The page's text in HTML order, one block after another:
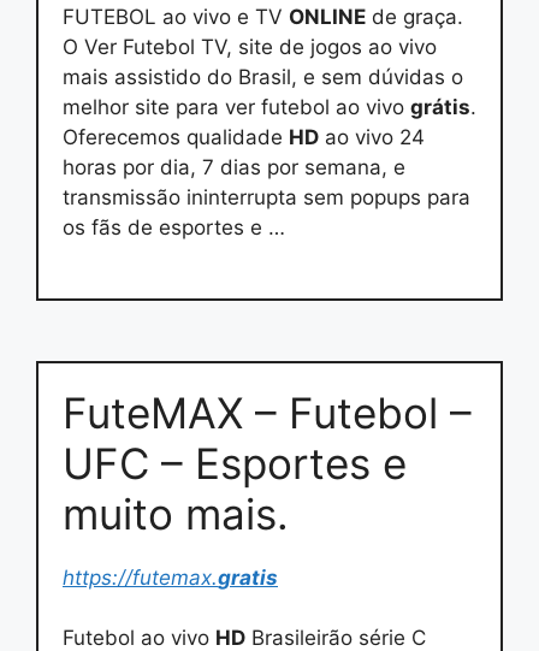
FUTEBOL ao vivo e TV ONLINE de graça.
O Ver Futebol TV, site de jogos ao vivo
mais assistido do Brasil, e sem dúvidas o
melhor site para ver futebol ao vivo grátis.
Oferecemos qualidade HD ao vivo 24
horas por dia, 7 dias por semana, e
transmissão ininterrupta sem popups para
os fãs de esportes e …
FuteMAX – Futebol –
UFC – Esportes e
muito mais.
https://futemax.gratis
Futebol ao vivo HD Brasileirão série C